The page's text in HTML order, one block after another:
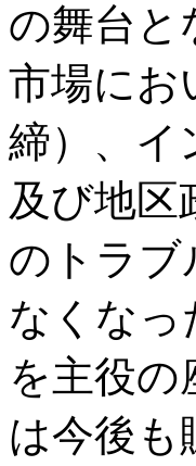
の舞台と
市場にお
締）、イ
及び地区
のトラブ
なくなっ
を主役の
は今後も